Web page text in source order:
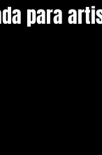
para